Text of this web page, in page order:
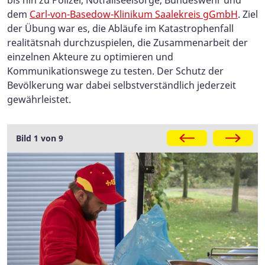
dem Carl-von-Basedow-Klinikum Saalekreis gGmbH. Ziel
der Übung war es, die Abläufe im Katastrophenfall
realitätsnah durchzuspielen, die Zusammenarbeit der
einzelnen Akteure zu optimieren und
Kommunikationswege zu testen. Der Schutz der
Bevölkerung war dabei selbstverständlich jederzeit
gewährleistet.
Galerie
Bild 1 von 9